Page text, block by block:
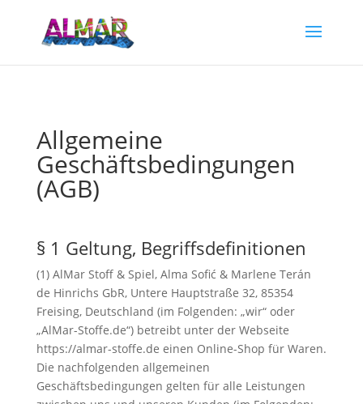
Allgemeine
Geschäftsbedingungen
(AGB)
§ 1 Geltung, Begriffsdefinitionen
(1) AlMar Stoff & Spiel, Alma Soﬁć & Marlene Terán
de Hinrichs GbR, Untere Hauptstraße 32, 85354
Freising, Deutschland (im Folgenden: „wir“ oder
„AlMar-Stoffe.de“) betreibt unter der Webseite
https://almar-stoffe.de einen Online-Shop für Waren.
Die nachfolgenden allgemeinen
Geschäftsbedingungen gelten für alle Leistungen